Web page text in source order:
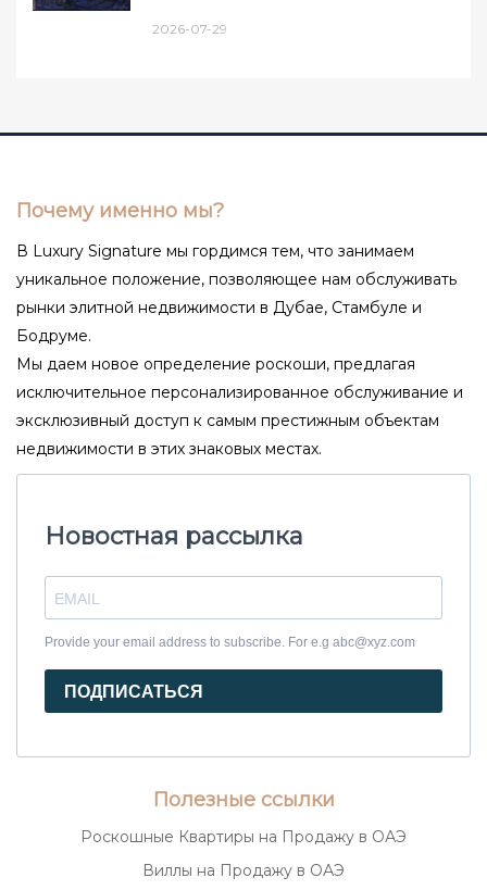
2026-07-29
Почему именно мы?
В Luxury Signature мы гордимся тем, что занимаем
уникальное положение, позволяющее нам обслуживать
рынки элитной недвижимости в Дубае, Стамбуле и
Бодруме.
Мы даем новое определение роскоши, предлагая
исключительное персонализированное обслуживание и
эксклюзивный доступ к самым престижным объектам
недвижимости в этих знаковых местах.
Новостная рассылка
Provide your email address to subscribe. For e.g abc@xyz.com
ПОДПИСАТЬСЯ
Полезные ссылки
Роскошные Квартиры на Продажу в ОАЭ
Виллы на Продажу в ОАЭ